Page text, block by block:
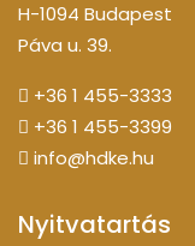
H-1094 Budapest
Páva u. 39.
+36 1 455-3333
+36 1 455-3399
info@hdke.hu
Nyitvatartás